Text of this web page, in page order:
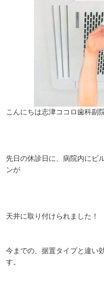
こんにちは志津ココロ歯科副
先日の休診日に、病院内にビ
ンが
天井に取り付けられました！
今までの、据置タイプと違い
す。